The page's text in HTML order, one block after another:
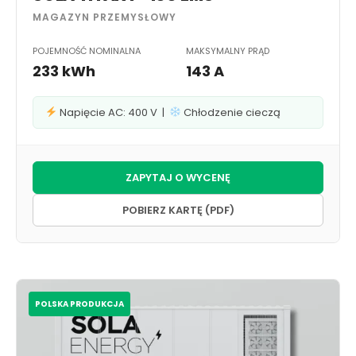
MAGAZYN PRZEMYSŁOWY
POJEMNOŚĆ NOMINALNA
233 kWh
MAKSYMALNY PRĄD
143 A
Napięcie AC: 400 V | Chłodzenie cieczą
ZAPYTAJ O WYCENĘ
POBIERZ KARTĘ (PDF)
POLSKA PRODUKCJA